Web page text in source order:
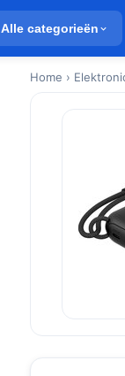
Alle categorieën
Home ›